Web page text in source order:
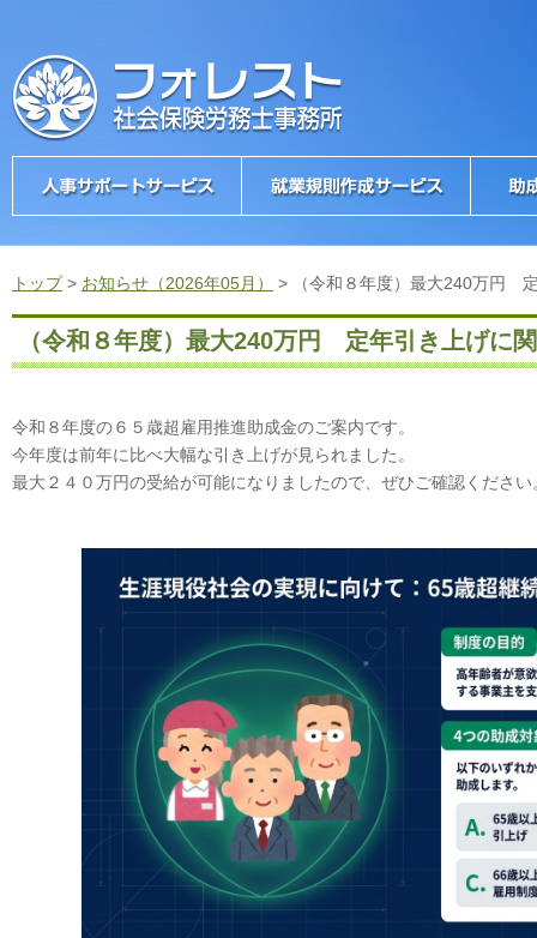
トップ> お知らせ（2026年05月） > （令和８年度）最大240万円
（令和８年度）最大240万円 定年引き上げに
令和８年度の６５歳超雇用推進助成金のご案内です。
今年度は前年に比べ大幅な引き上げが見られました。
最大２４０万円の受給が可能になりましたので、ぜひご確認ください